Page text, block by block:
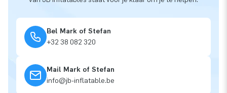
Bel Mark of Stefan
+32 38 082 320
Mail Mark of Stefan
info@jb-inflatable.be